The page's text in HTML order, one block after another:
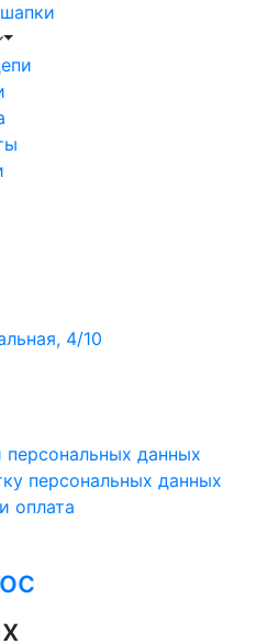
4/10
данных
персональных данных
оплата